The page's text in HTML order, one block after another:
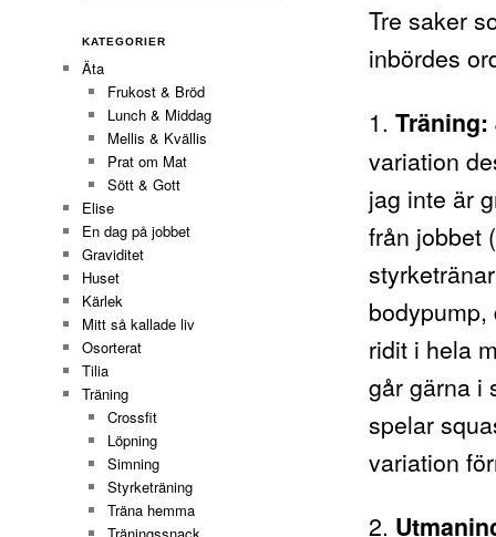
Tre saker
inbördes
1.Träning:
variation
jag inte är
från jobbet
ridit i hela
går gärna i
spelar
variation
2.
KATEGORIER
Äta
Frukost & Bröd
Lunch & Middag
Mellis & Kvällis
Prat om Mat
Sött & Gott
Elise
En dag på jobbet
Graviditet
Huset
Kärlek
Mitt så kallade liv
Osorterat
Tilia
Träning
Crossfit
Löpning
Simning
Styrketräning
Träna hemma